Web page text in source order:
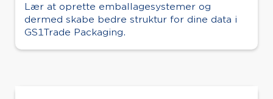
Lær at oprette emballagesystemer og
dermed skabe bedre struktur for dine data i
GS1Trade Packaging.